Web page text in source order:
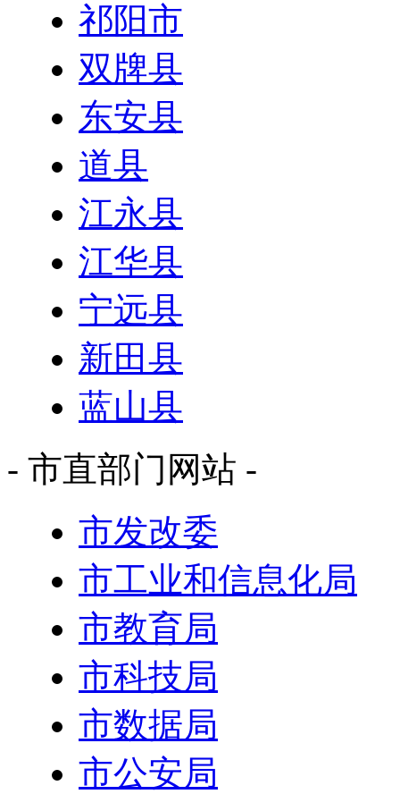
祁阳市
双牌县
东安县
道县
江永县
江华县
宁远县
新田县
蓝山县
- 市直部门网站 -
市发改委
市工业和信息化局
市教育局
市科技局
市数据局
市公安局